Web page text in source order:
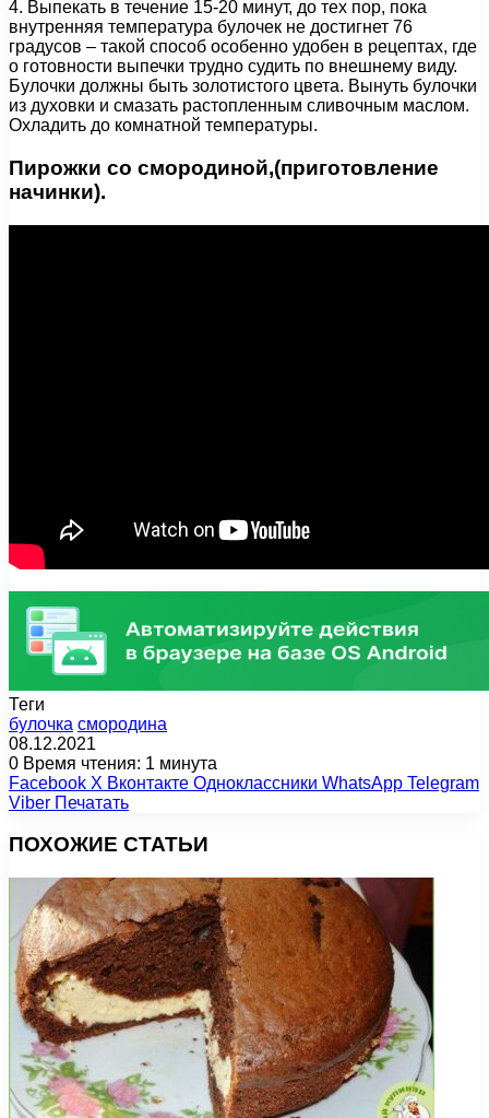
4. Выпекать в течение 15-20 минут, до тех пор, пока
внутренняя температура булочек не достигнет 76
градусов – такой способ особенно удобен в рецептах, где
о готовности выпечки трудно судить по внешнему виду.
Булочки должны быть золотистого цвета. Вынуть булочки
из духовки и смазать растопленным сливочным маслом.
Охладить до комнатной температуры.
Пирожки со смородиной,(приготовление
начинки).
Теги
булочка смородина
08.12.2021
0 Время чтения: 1 минута
Facebook X Вконтакте Одноклассники WhatsApp Telegram
Viber Печатать
ПОХОЖИЕ СТАТЬИ